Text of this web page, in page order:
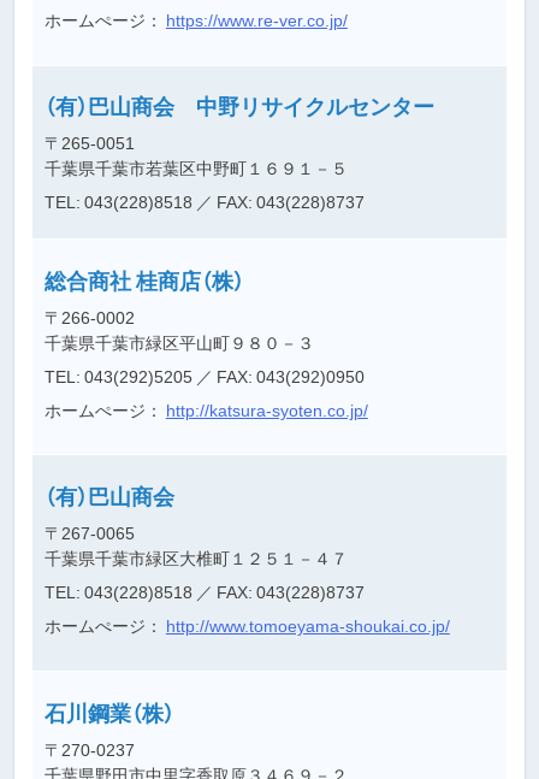
ホームぺージ： https://www.re-ver.co.jp/
（有）巴山商会 中野リサイクルセンター
〒265-0051
千葉県千葉市若葉区中野町１６９１－５
TEL: 043(228)8518 ／ FAX: 043(228)8737
総合商社 桂商店（株）
〒266-0002
千葉県千葉市緑区平山町９８０－３
TEL: 043(292)5205 ／ FAX: 043(292)0950
ホームぺージ： http://katsura-syoten.co.jp/
（有）巴山商会
〒267-0065
千葉県千葉市緑区大椎町１２５１－４７
TEL: 043(228)8518 ／ FAX: 043(228)8737
ホームぺージ： http://www.tomoeyama-shoukai.co.jp/
石川鋼業（株）
〒270-0237
千葉県野田市中里字香取原３４６９－２